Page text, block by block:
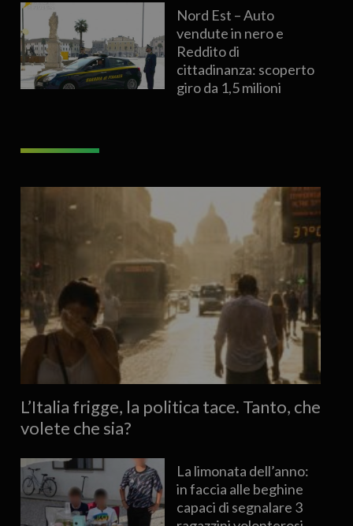
Nord Est – Auto
vendute in nero e
Reddito di
cittadinanza: scoperto
giro da 1,5 milioni
L’Italia frigge, la politica tace. Tanto, che
volete che sia?
La limonata dell’anno:
in faccia alle beghine
capaci di segnalare 3